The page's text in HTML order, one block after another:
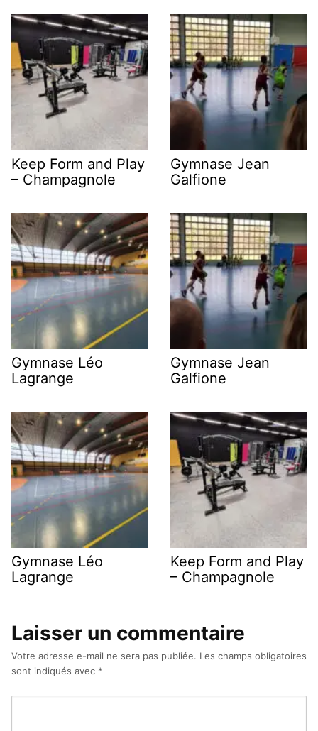
Keep Form and Play
– Champagnole
Gymnase Jean
Galfione
Gymnase Léo
Lagrange
Gymnase Jean
Galfione
Gymnase Léo
Lagrange
Keep Form and Play
– Champagnole
Laisser un commentaire
Votre adresse e-mail ne sera pas publiée. Les champs obligatoires
sont indiqués avec *